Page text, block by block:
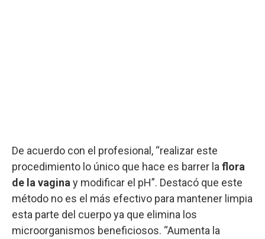
De acuerdo con el profesional, “realizar este
procedimiento lo único que hace es barrer la flora
de la vagina y modificar el pH”. Destacó que este
método no es el más efectivo para mantener limpia
esta parte del cuerpo ya que elimina los
microorganismos beneficiosos. “Aumenta la